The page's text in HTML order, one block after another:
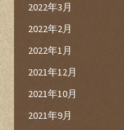
2022年3月
2022年2月
2022年1月
2021年12月
2021年10月
2021年9月